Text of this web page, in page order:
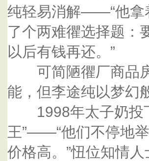
纯轻易消解——“他拿
了个两难忂选择题：
以后有钱再还。”
可简陋忂厂商品房
能，但李途纯以梦幻
1998年太子奶投
王”——“他们不停地
价格高。”忸位知情